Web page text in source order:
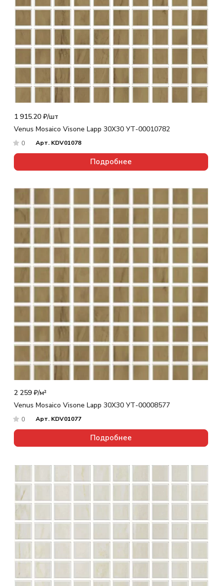
1 915.20 ₽/шт
Venus Mosaico Visone Lapp 30X30 УТ-00010782
0 Арт. KDV01078
Подробнее
2 259 ₽/м²
Venus Mosaico Visone Lapp 30X30 УТ-00008577
0 Арт. KDV01077
Подробнее